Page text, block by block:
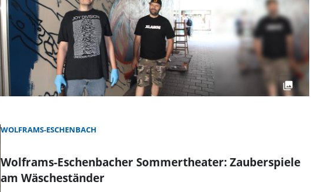
WOLFRAMS-ESCHENBACH
Wolframs-Eschenbacher Sommertheater: Zauberspiele
am Wäscheständer